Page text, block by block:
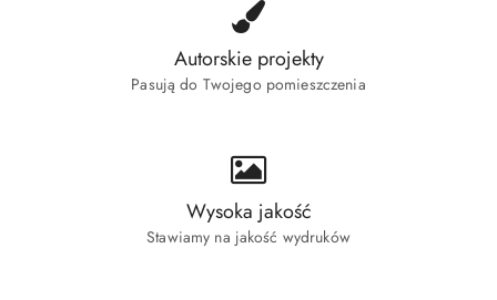
Autorskie projekty
Pasują do Twojego pomieszczenia
Wysoka jakość
Stawiamy na jakość wydruków